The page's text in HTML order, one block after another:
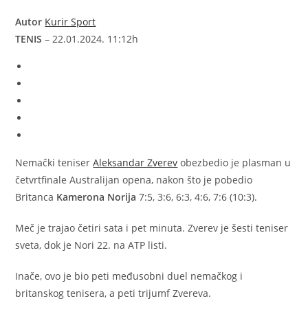
Autor Kurir Sport
TENIS –22.01.2024. 11:12h
Nemački teniserAleksandar Zverev obezbedio je plasman u
četvrtfinale Australijan opena, nakon što je pobedio
Britanca Kamerona Norija 7:5, 3:6, 6:3, 4:6, 7:6 (10:3).
Meč je trajao četiri sata i pet minuta. Zverev je šesti teniser
sveta, dok je Nori 22. na ATP listi.
Inače, ovo je bio peti međusobni duel nemačkog i
britanskog tenisera, a peti trijumf Zvereva.